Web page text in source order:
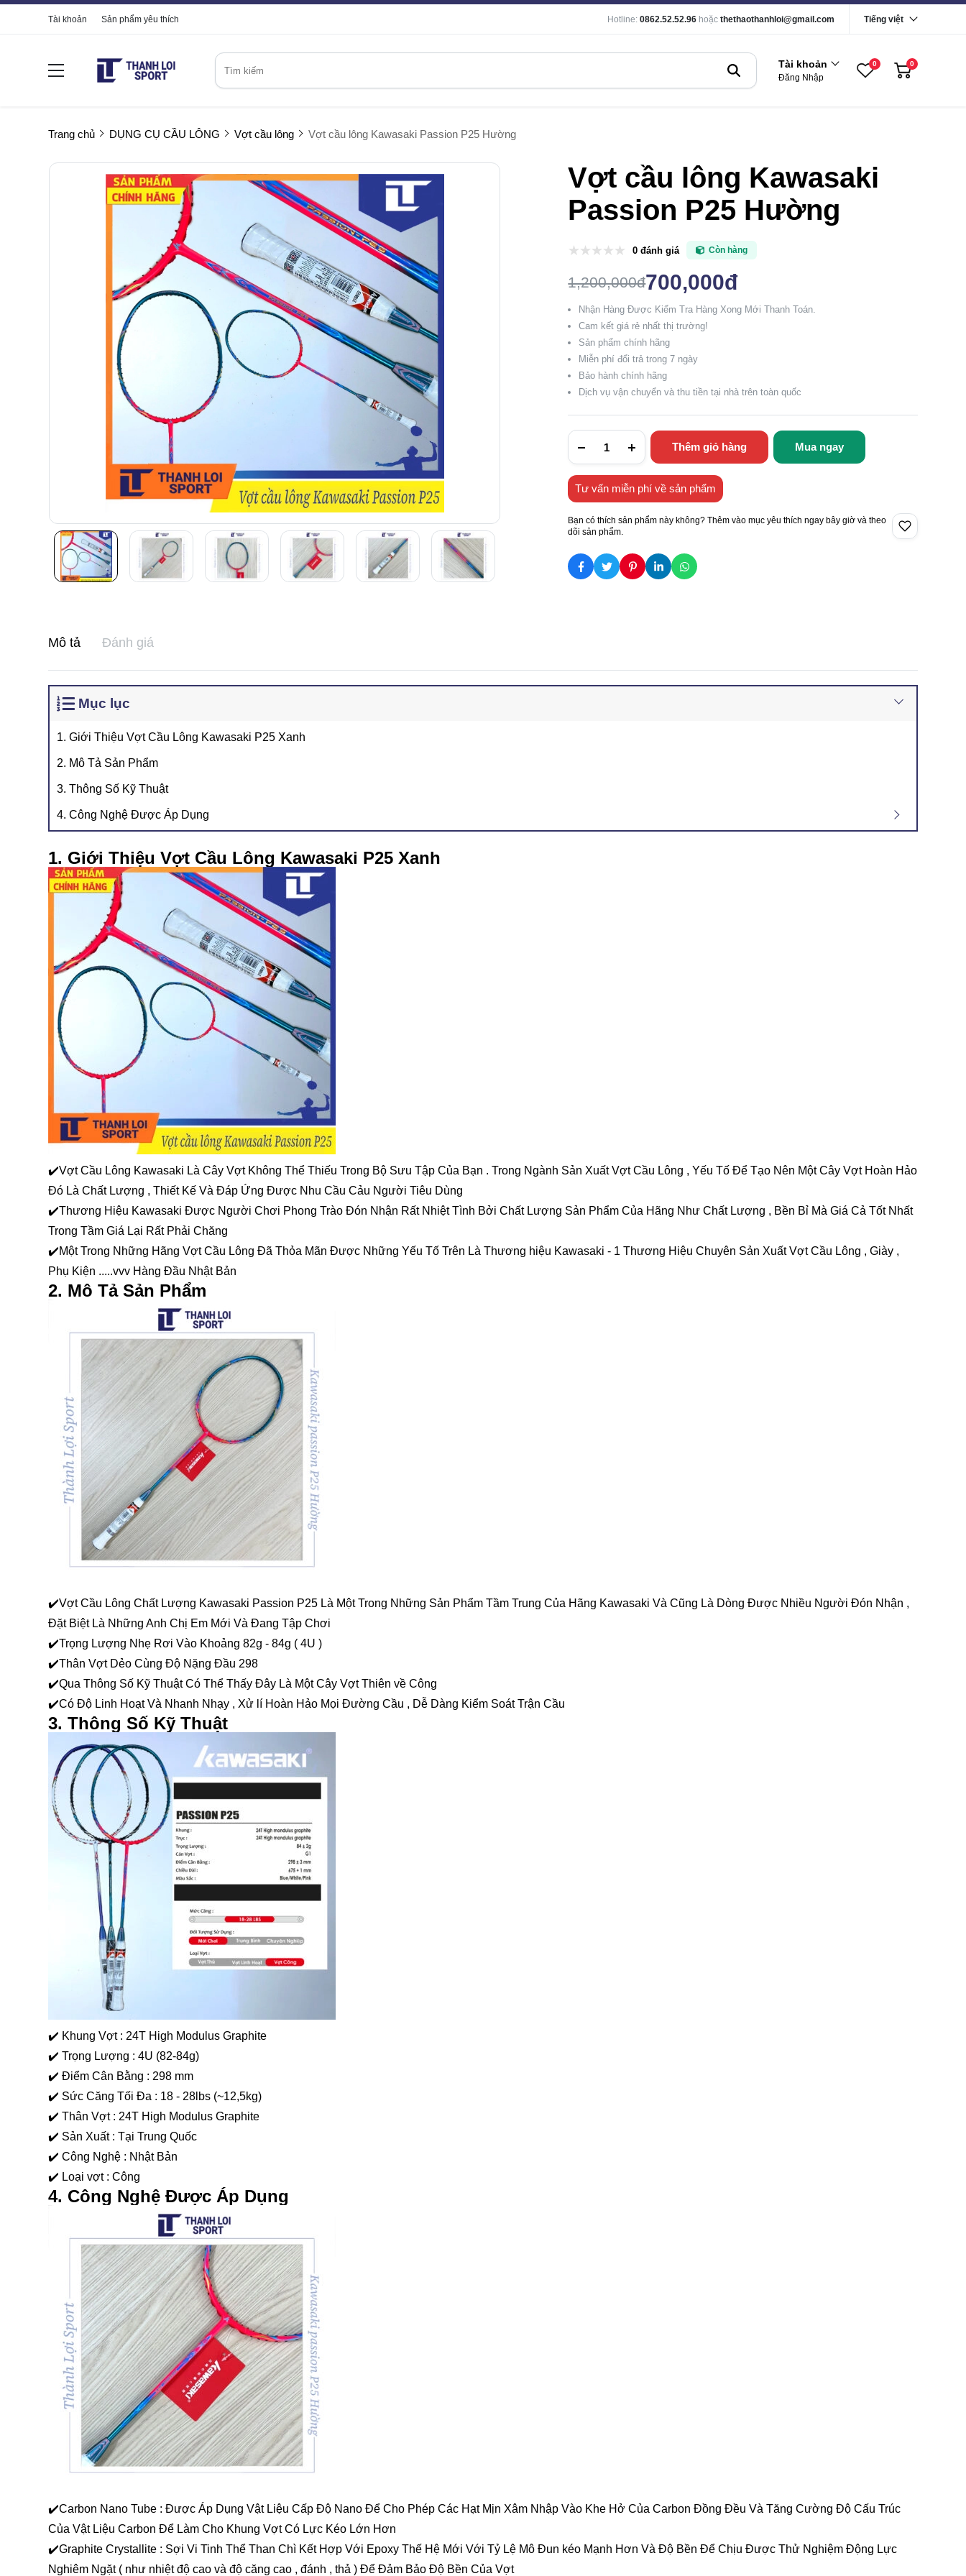
Tài khoản Sản phẩm yêu thích Hotline: 0862.52.52.96 hoặc thethaothanhloi@gmail.com Tiếng việt
Tài khoản
Đăng Nhập
0 0
Trang chủ DỤNG CỤ CẦU LÔNG Vợt cầu lông Vợt cầu lông Kawasaki Passion P25 Hường
Vợt cầu lông Kawasaki
Passion P25 Hường
0 đánh giá Còn hàng
1,200,000đ700,000đ
Nhận Hàng Được Kiểm Tra Hàng Xong Mới Thanh Toán.
Cam kết giá rẻ nhất thị trường!
Sản phẩm chính hãng
Miễn phí đổi trả trong 7 ngày
Bảo hành chính hãng
Dịch vụ vận chuyển và thu tiền tại nhà trên toàn quốc
Thêm giỏ hàng Mua ngay
Tư vấn miễn phí về sản phẩm
Bạn có thích sản phẩm này không? Thêm vào mục yêu thích ngay bây giờ và theo
dõi sản phẩm.
Mô tả Đánh giá
Mục lục
1. Giới Thiệu Vợt Cầu Lông Kawasaki P25 Xanh
2. Mô Tả Sản Phẩm
3. Thông Số Kỹ Thuật
4. Công Nghệ Được Áp Dụng
1. Giới Thiệu Vợt Cầu Lông Kawasaki P25 Xanh
✔️Vợt Cầu Lông Kawasaki Là Cây Vợt Không Thể Thiếu Trong Bộ Sưu Tập Của Bạn . Trong Ngành Sản Xuất Vợt Cầu Lông , Yếu Tố Để Tạo Nên Một Cây Vợt Hoàn Hảo
Đó Là Chất Lượng , Thiết Kế Và Đáp Ứng Được Nhu Cầu Cảu Người Tiêu Dùng
✔️Thương Hiệu Kawasaki Được Người Chơi Phong Trào Đón Nhận Rất Nhiệt Tình Bởi Chất Lượng Sản Phẩm Của Hãng Như Chất Lượng , Bền Bỉ Mà Giá Cả Tốt Nhất
Trong Tầm Giá Lại Rất Phải Chăng
✔️Một Trong Những Hãng Vợt Cầu Lông Đã Thỏa Mãn Được Những Yếu Tố Trên Là Thương hiệu Kawasaki - 1 Thương Hiệu Chuyên Sản Xuất Vợt Cầu Lông , Giày ,
Phụ Kiện .....vvv Hàng Đầu Nhật Bản
2. Mô Tả Sản Phẩm
✔️Vợt Cầu Lông Chất Lượng Kawasaki Passion P25 Là Một Trong Những Sản Phẩm Tầm Trung Của Hãng Kawasaki Và Cũng Là Dòng Được Nhiều Người Đón Nhận ,
Đặt Biệt Là Những Anh Chị Em Mới Và Đang Tập Chơi
✔️Trọng Lượng Nhẹ Rơi Vào Khoảng 82g - 84g ( 4U )
✔️Thân Vợt Dẻo Cùng Độ Nặng Đầu 298
✔️Qua Thông Số Kỹ Thuật Có Thể Thấy Đây Là Một Cây Vợt Thiên về Công
✔️Có Độ Linh Hoạt Và Nhanh Nhạy , Xử lí Hoàn Hảo Mọi Đường Cầu , Dễ Dàng Kiểm Soát Trận Cầu
3. Thông Số Kỹ Thuật
✔️ Khung Vợt : 24T High Modulus Graphite
✔️ Trọng Lượng : 4U (82-84g)
✔️ Điểm Cân Bằng : 298 mm
✔️ Sức Căng Tối Đa : 18 - 28lbs (~12,5kg)
✔️ Thân Vợt : 24T High Modulus Graphite
✔️ Sản Xuất : Tại Trung Quốc
✔️ Công Nghệ : Nhật Bản
✔️ Loại vợt : Công
4. Công Nghệ Được Áp Dụng
✔️Carbon Nano Tube : Được Áp Dụng Vật Liệu Cấp Độ Nano Để Cho Phép Các Hạt Mịn Xâm Nhập Vào Khe Hở Của Carbon Đồng Đều Và Tăng Cường Độ Cấu Trúc
Của Vật Liệu Carbon Để Làm Cho Khung Vợt Có Lực Kéo Lớn Hơn
✔️Graphite Crystallite : Sợi Vi Tinh Thể Than Chì Kết Hợp Với Epoxy Thế Hệ Mới Với Tỷ Lệ Mô Đun kéo Mạnh Hơn Và Độ Bền Để Chịu Được Thử Nghiệm Động Lực
Nghiêm Ngặt ( như nhiệt độ cao và độ căng cao , đánh , thả ) Để Đảm Bảo Độ Bền Của Vợt